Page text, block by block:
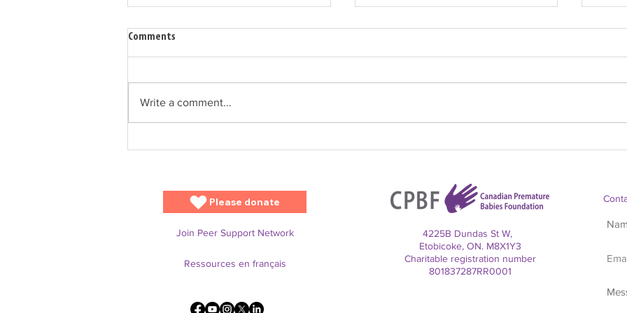
Comments
Write a comment...
Please donate
Join Peer Support Network
Ressources en français
4225B Dundas St W,
Etobicoke, ON. M8X1Y3
Charitable registration number
801837287RR0001